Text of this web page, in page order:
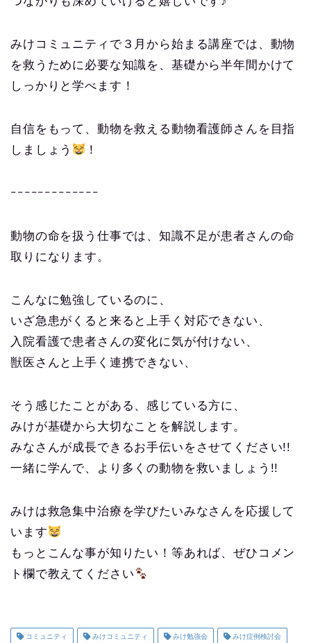
みけコミュニティで３月から始まる講座では、動物
を救うために必要な知識を、基礎から半年間かけて
しっかりと学べます！
自信をもって、動物を救える動物看護師さんを目指
しましょう
！
ｰｰｰｰｰｰｰｰｰｰｰｰｰ
動物の命を扱う仕事では、知識不足が患者さんの命
取りになります。
こんなに勉強しているのに、
いざ急患がくると来ると上手く対応できない、
入院看護で患者さんの変化に気が付けない、
獣医さんと上手く連携できない、
そう感じたことがある、感じている方に、
みけが基礎から大切なことを解説します。
みなさんが成長できるお手伝いをさせてください!!
一緒に学んで、より多くの動物を救いましょう!!
みけは救急集中治療を学びたいみなさんを応援して
います
もっとこんな事が知りたい！等あれば、ぜひコメン
ト欄で教えてください
コミュニティ みけコミュニティ みけ勉強会 みけ症例検討会